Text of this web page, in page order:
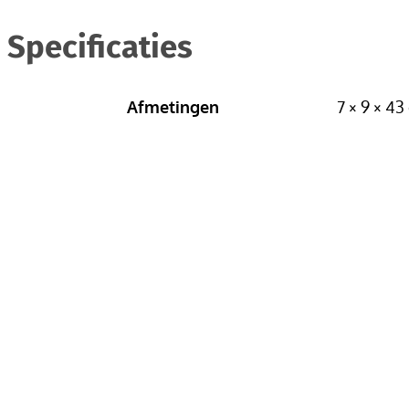
Specificaties
Afmetingen 7 × 9 ×